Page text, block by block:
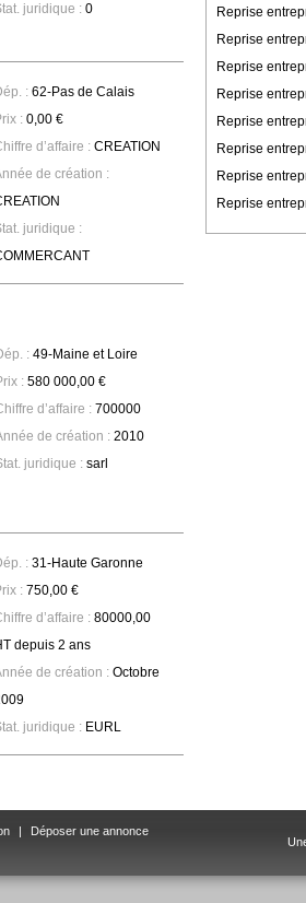
juridique :0
:62-Pas de Calais
:0,00 €
d’affaire :CREATION
de création :
juridique :
:49-Maine et Loire
:580 000,00 €
d’affaire :700000
de création :2010
juridique :sarl
:31-Haute Garonne
:750,00 €
d’affaire :80000,00
depuis 2 ans
de création :Octobre
juridique :EURL
Reprise
Reprise
Reprise
Reprise
Reprise
Reprise
Reprise
Reprise
Déposer une annonce